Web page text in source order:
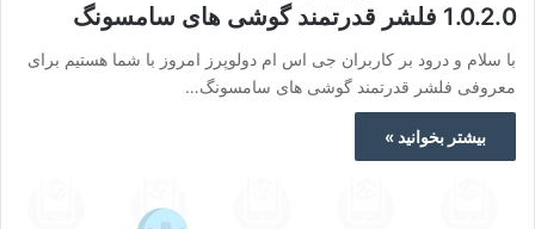
1.0.2.0 فلشر قدرتمند گوشی های سامسونگ
با سلام و درود بر کاربران جی اس ام دولوپرز امروز با شما هستیم برای
معروفی فلشر قدرتمند گوشی های سامسونگ…
بیشتر بخوانید »